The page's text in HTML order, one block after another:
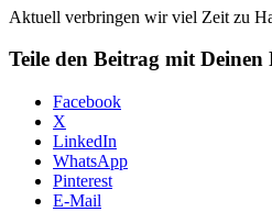
Aktuell verbringen wir viel Zeit zu
Teile den Beitrag mit Deinen
Facebook
X
LinkedIn
WhatsApp
Pinterest
E-Mail